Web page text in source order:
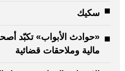
سكيك
«حوادث الأبواب» تكبّد
مالية وملاحقات قضائية